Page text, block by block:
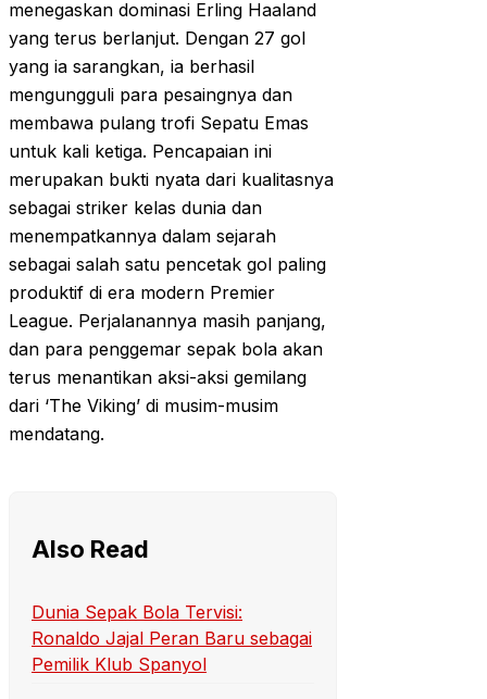
menegaskan dominasi Erling Haaland
yang terus berlanjut. Dengan 27 gol
yang ia sarangkan, ia berhasil
mengungguli para pesaingnya dan
membawa pulang trofi Sepatu Emas
untuk kali ketiga. Pencapaian ini
merupakan bukti nyata dari kualitasnya
sebagai striker kelas dunia dan
menempatkannya dalam sejarah
sebagai salah satu pencetak gol paling
produktif di era modern Premier
League. Perjalanannya masih panjang,
dan para penggemar sepak bola akan
terus menantikan aksi-aksi gemilang
dari ‘The Viking’ di musim-musim
mendatang.
Also Read
Dunia Sepak Bola Tervisi:
Ronaldo Jajal Peran Baru sebagai
Pemilik Klub Spanyol